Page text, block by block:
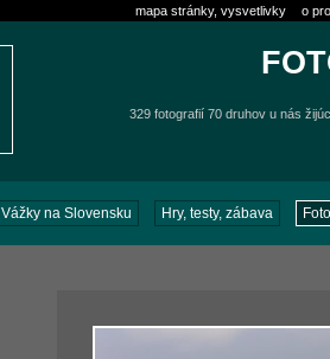
mapa stránky, vysvetlivky o
329 fotografií 70 druhov u nás
Vážky na Slovensku Hry, testy, zábava